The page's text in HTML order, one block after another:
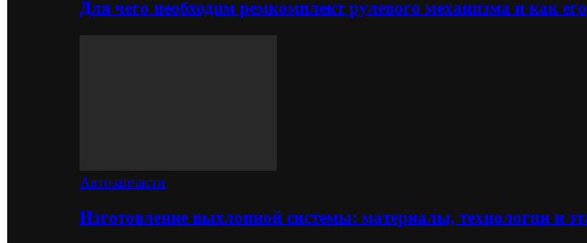
Для чего необходим ремкомплект рулевого механизма и как
Автозапчасти
Изготовление выхлопной системы: материалы, технологии и